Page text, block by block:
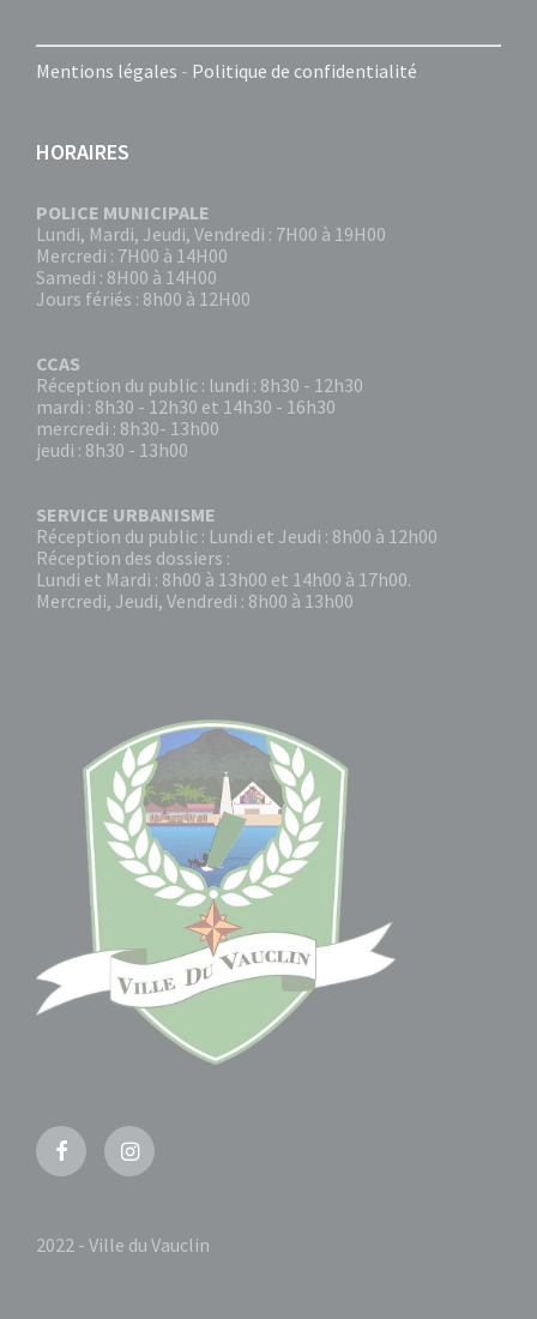
Mentions légales - Politique de confidentialité
HORAIRES
POLICE MUNICIPALE
Lundi, Mardi, Jeudi, Vendredi : 7H00 à 19H00
Mercredi : 7H00 à 14H00
Samedi : 8H00 à 14H00
Jours fériés : 8h00 à 12H00
CCAS
Réception du public : lundi : 8h30 - 12h30
mardi : 8h30 - 12h30 et 14h30 - 16h30
mercredi : 8h30- 13h00
jeudi : 8h30 - 13h00
SERVICE URBANISME
Réception du public : Lundi et Jeudi : 8h00 à 12h00
Réception des dossiers :
Lundi et Mardi : 8h00 à 13h00 et 14h00 à 17h00.
Mercredi, Jeudi, Vendredi : 8h00 à 13h00
FacebookInstagram
2022 - Ville du Vauclin